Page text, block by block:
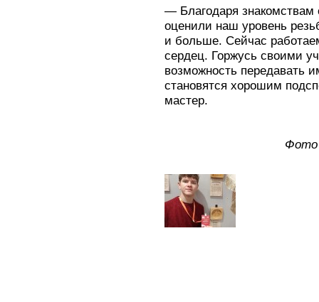
— Благодаря
оценили наш уровень
и больше. Сейчас
сердец. Горжусь своими
возможность передавать
становятся хорошим
мастер.
Фото